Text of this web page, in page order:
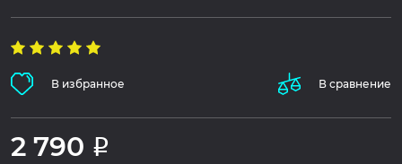
В избранное В сравнение
2 790 Р